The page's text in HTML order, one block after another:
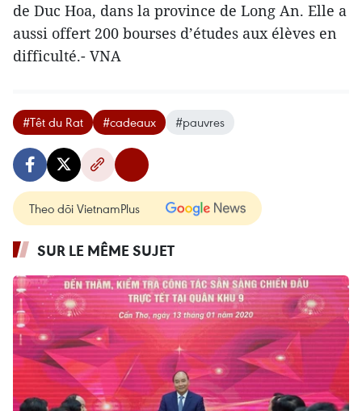
de Duc Hoa, dans la province de Long An. Elle a
aussi offert 200 bourses d’études aux élèves en
difficulté.- VNA
#Têt du Rat #cadeaux #pauvres
Theo dõi VietnamPlus
SUR LE MÊME SUJET